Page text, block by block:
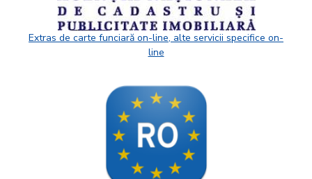
Extras de carte funciară on-line, alte servicii specifice on-
line